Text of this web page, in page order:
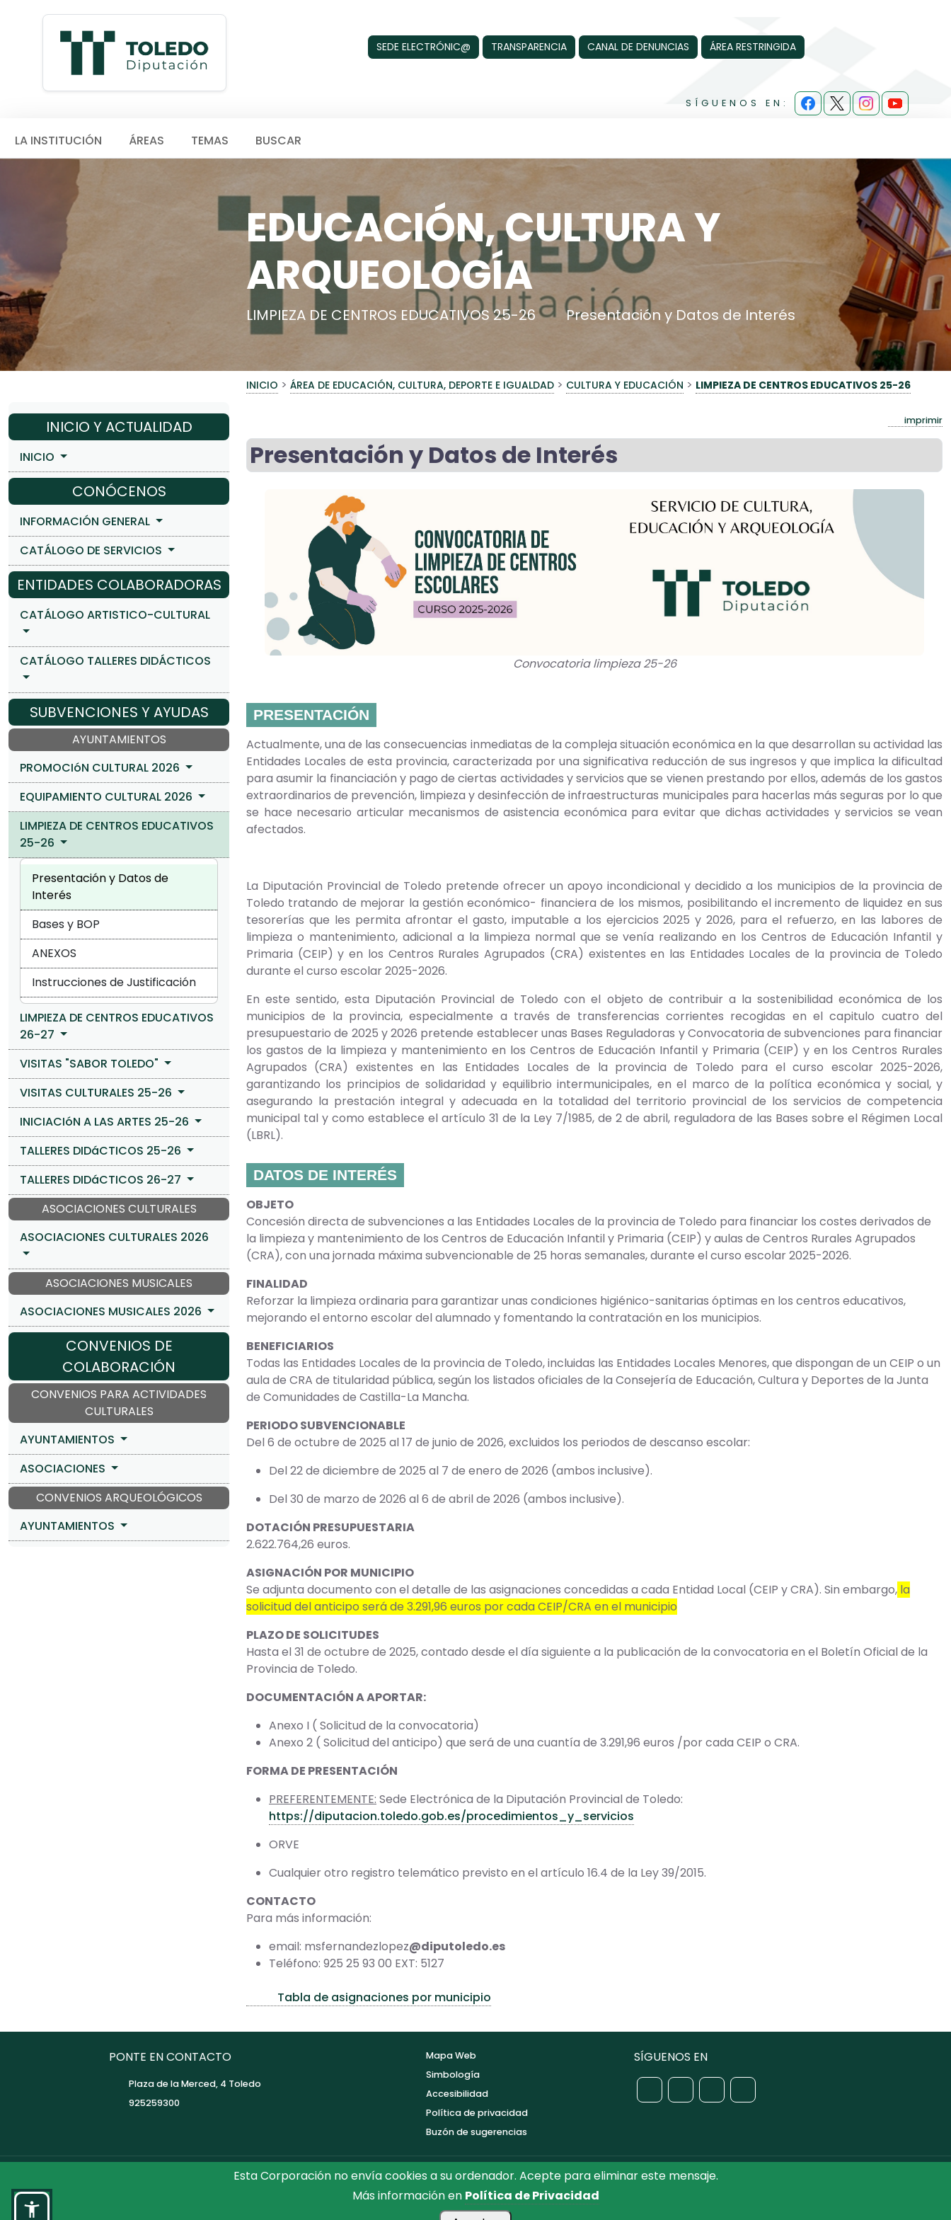
SEDE ELECTRÓNIC@ TRANSPARENCIA CANAL DE DENUNCIAS ÁREA RESTRINGIDA
SÍGUENOS EN:
LA INSTITUCIÓN ÁREAS TEMAS BUSCAR
Esta Corporación no envía cookies a su ordenador. Acepte para eliminar este mensaje.
Más información en Política de Privacidad
EDUCACIÓN, CULTURA Y
ARQUEOLOGÍA
LIMPIEZA DE CENTROS EDUCATIVOS 25-26 Presentación y Datos de Interés
INICIO > ÁREA DE EDUCACIÓN, CULTURA, DEPORTE E IGUALDAD > CULTURA Y EDUCACIÓN > LIMPIEZA DE CENTROS EDUCATIVOS 25-26
INICIO Y ACTUALIDAD
INICIO
CONÓCENOS
INFORMACIÓN GENERAL
CATÁLOGO DE SERVICIOS
ENTIDADES COLABORADORAS
CATÁLOGO ARTISTICO-CULTURAL
CATÁLOGO TALLERES DIDÁCTICOS
SUBVENCIONES Y AYUDAS
AYUNTAMIENTOS
PROMOCIóN CULTURAL 2026
EQUIPAMIENTO CULTURAL 2026
LIMPIEZA DE CENTROS EDUCATIVOS
25-26
Presentación y Datos de
Interés
Bases y BOP
ANEXOS
Instrucciones de Justificación
LIMPIEZA DE CENTROS EDUCATIVOS
26-27
VISITAS "SABOR TOLEDO"
VISITAS CULTURALES 25-26
INICIACIóN A LAS ARTES 25-26
TALLERES DIDáCTICOS 25-26
TALLERES DIDáCTICOS 26-27
ASOCIACIONES CULTURALES
ASOCIACIONES CULTURALES 2026
ASOCIACIONES MUSICALES
ASOCIACIONES MUSICALES 2026
CONVENIOS DE
COLABORACIÓN
CONVENIOS PARA ACTIVIDADES
CULTURALES
AYUNTAMIENTOS
ASOCIACIONES
CONVENIOS ARQUEOLÓGICOS
AYUNTAMIENTOS
imprimir
Presentación y Datos de Interés
Convocatoria limpieza 25-26
PRESENTACIÓN
Actualmente, una de las consecuencias inmediatas de la compleja situación económica en la que desarrollan su actividad las
Entidades Locales de esta provincia, caracterizada por una significativa reducción de sus ingresos y que implica la dificultad
para asumir la financiación y pago de ciertas actividades y servicios que se vienen prestando por ellos, además de los gastos
extraordinarios de prevención, limpieza y desinfección de infraestructuras municipales para hacerlas más seguras por lo que
se hace necesario articular mecanismos de asistencia económica para evitar que dichas actividades y servicios se vean
afectados.
La Diputación Provincial de Toledo pretende ofrecer un apoyo incondicional y decidido a los municipios de la provincia de
Toledo tratando de mejorar la gestión económico- financiera de los mismos, posibilitando el incremento de liquidez en sus
tesorerías que les permita afrontar el gasto, imputable a los ejercicios 2025 y 2026, para el refuerzo, en las labores de
limpieza o mantenimiento, adicional a la limpieza normal que se venía realizando en los Centros de Educación Infantil y
Primaria (CEIP) y en los Centros Rurales Agrupados (CRA) existentes en las Entidades Locales de la provincia de Toledo
durante el curso escolar 2025-2026.
En este sentido, esta Diputación Provincial de Toledo con el objeto de contribuir a la sostenibilidad económica de los
municipios de la provincia, especialmente a través de transferencias corrientes recogidas en el capitulo cuatro del
presupuestario de 2025 y 2026 pretende establecer unas Bases Reguladoras y Convocatoria de subvenciones para financiar
los gastos de la limpieza y mantenimiento en los Centros de Educación Infantil y Primaria (CEIP) y en los Centros Rurales
Agrupados (CRA) existentes en las Entidades Locales de la provincia de Toledo para el curso escolar 2025-2026,
garantizando los principios de solidaridad y equilibrio intermunicipales, en el marco de la política económica y social, y
asegurando la prestación integral y adecuada en la totalidad del territorio provincial de los servicios de competencia
municipal tal y como establece el artículo 31 de la Ley 7/1985, de 2 de abril, reguladora de las Bases sobre el Régimen Local
(LBRL).
DATOS DE INTERÉS
OBJETO
Concesión directa de subvenciones a las Entidades Locales de la provincia de Toledo para financiar los costes derivados de
la limpieza y mantenimiento de los Centros de Educación Infantil y Primaria (CEIP) y aulas de Centros Rurales Agrupados
(CRA), con una jornada máxima subvencionable de 25 horas semanales, durante el curso escolar 2025-2026.
FINALIDAD
Reforzar la limpieza ordinaria para garantizar unas condiciones higiénico-sanitarias óptimas en los centros educativos,
mejorando el entorno escolar del alumnado y fomentando la contratación en los municipios.
BENEFICIARIOS
Todas las Entidades Locales de la provincia de Toledo, incluidas las Entidades Locales Menores, que dispongan de un CEIP o un
aula de CRA de titularidad pública, según los listados oficiales de la Consejería de Educación, Cultura y Deportes de la Junta
de Comunidades de Castilla-La Mancha.
PERIODO SUBVENCIONABLE
Del 6 de octubre de 2025 al 17 de junio de 2026, excluidos los periodos de descanso escolar:
Del 22 de diciembre de 2025 al 7 de enero de 2026 (ambos inclusive).
Del 30 de marzo de 2026 al 6 de abril de 2026 (ambos inclusive).
DOTACIÓN PRESUPUESTARIA
2.622.764,26 euros.
ASIGNACIÓN POR MUNICIPIO
Se adjunta documento con el detalle de las asignaciones concedidas a cada Entidad Local (CEIP y CRA). Sin embargo, la
solicitud del anticipo será de 3.291,96 euros por cada CEIP/CRA en el municipio
PLAZO DE SOLICITUDES
Hasta el 31 de octubre de 2025, contado desde el día siguiente a la publicación de la convocatoria en el Boletín Oficial de la
Provincia de Toledo.
DOCUMENTACIÓN A APORTAR:
Anexo I ( Solicitud de la convocatoria)
Anexo 2 ( Solicitud del anticipo) que será de una cuantía de 3.291,96 euros /por cada CEIP o CRA.
FORMA DE PRESENTACIÓN
PREFERENTEMENTE: Sede Electrónica de la Diputación Provincial de Toledo:
https://diputacion.toledo.gob.es/procedimientos_y_servicios
ORVE
Cualquier otro registro telemático previsto en el artículo 16.4 de la Ley 39/2015.
CONTACTO
Para más información:
email: msfernandezlopez@diputoledo.es
Teléfono: 925 25 93 00 EXT: 5127
Tabla de asignaciones por municipio
PONTE EN CONTACTO
Plaza de la Merced, 4 Toledo
925259300
Mapa Web
Simbología
Accesibilidad
Política de privacidad
Buzón de sugerencias
SÍGUENOS EN
©2026 Diputación de Toledo. Reservados todos los Derechos. Diseñado por Diputación de Toledo